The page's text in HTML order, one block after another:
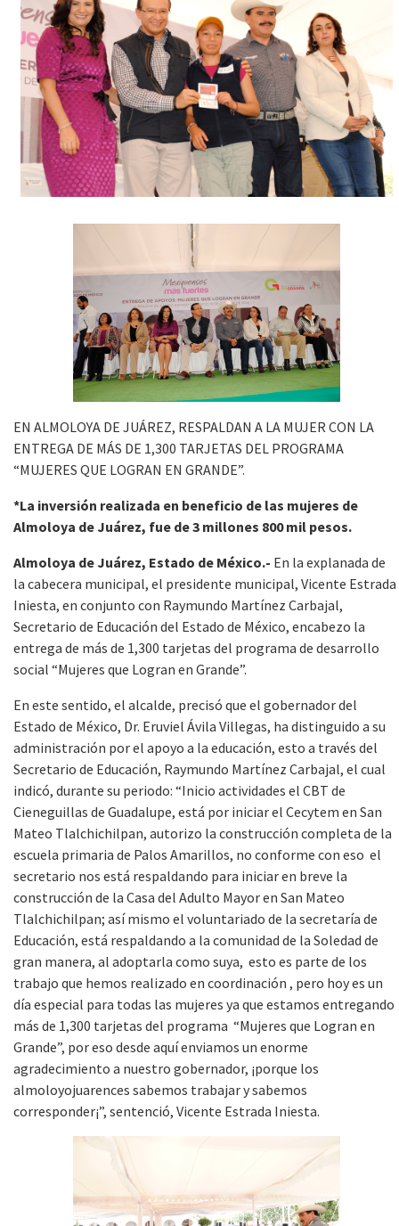
EN ALMOLOYA DE JUÁREZ, RESPALDAN A LA MUJER CON LA
ENTREGA DE MÁS DE 1,300 TARJETAS DEL PROGRAMA
“MUJERES QUE LOGRAN EN GRANDE”.
*La inversión realizada en beneficio de las mujeres de
Almoloya de Juárez, fue de 3 millones 800 mil pesos.
Almoloya de Juárez, Estado de México.- En la explanada de
la cabecera municipal, el presidente municipal, Vicente Estrada
Iniesta, en conjunto con Raymundo Martínez Carbajal,
Secretario de Educación del Estado de México, encabezo la
entrega de más de 1,300 tarjetas del programa de desarrollo
social “Mujeres que Logran en Grande”.
En este sentido, el alcalde, precisó que el gobernador del
Estado de México, Dr. Eruviel Ávila Villegas, ha distinguido a su
administración por el apoyo a la educación, esto a través del
Secretario de Educación, Raymundo Martínez Carbajal, el cual
indicó, durante su periodo: “Inicio actividades el CBT de
Cieneguillas de Guadalupe, está por iniciar el Cecytem en San
Mateo Tlalchichilpan, autorizo la construcción completa de la
escuela primaria de Palos Amarillos, no conforme con eso el
secretario nos está respaldando para iniciar en breve la
construcción de la Casa del Adulto Mayor en San Mateo
Tlalchichilpan; así mismo el voluntariado de la secretaría de
Educación, está respaldando a la comunidad de la Soledad de
gran manera, al adoptarla como suya, esto es parte de los
trabajo que hemos realizado en coordinación , pero hoy es un
día especial para todas las mujeres ya que estamos entregando
más de 1,300 tarjetas del programa “Mujeres que Logran en
Grande”, por eso desde aquí enviamos un enorme
agradecimiento a nuestro gobernador, ¡porque los
almoloyojuarences sabemos trabajar y sabemos
corresponder¡”, sentenció, Vicente Estrada Iniesta.